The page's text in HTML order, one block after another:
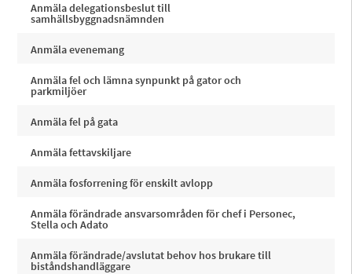
Anmäla delegationsbeslut till
samhällsbyggnadsnämnden
Anmäla evenemang
Anmäla fel och lämna synpunkt på gator och
parkmiljöer
Anmäla fel på gata
Anmäla fettavskiljare
Anmäla fosforrening för enskilt avlopp
Anmäla förändrade ansvarsområden för chef i Personec,
Stella och Adato
Anmäla förändrade/avslutat behov hos brukare till
biståndshandläggare